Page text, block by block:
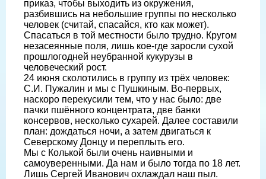
приказ, чтобы выходить из окружения,
разбившись на небольшие группы по несколько
человек (считай, спасайся, кто как может).
Спасаться в той местности было трудно. Кругом
незасеянные поля, лишь кое-где заросли сухой
прошлогодней неубранной кукурузы в
человеческий рост.
24 июня сколотились в группу из трёх человек:
С.И. Пужалин и мы с Пушкиным. Во-первых,
наскоро перекусили тем, что у нас было: две
пачки пшённого концентрата, две банки
консервов, несколько сухарей. Далее составили
план: дождаться ночи, а затем двигаться к
Северскому Донцу и переплыть его.
Мы с Колькой были очень наивными и
самоуверенными. Да нам и было тогда по 18 лет.
Лишь Сергей Иванович охлаждал наш пыл.